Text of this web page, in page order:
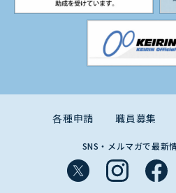
各種申請 職員募集
SNS・メルマガで最新